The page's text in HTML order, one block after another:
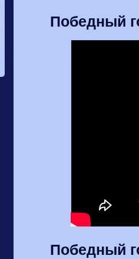
Победный
Победный